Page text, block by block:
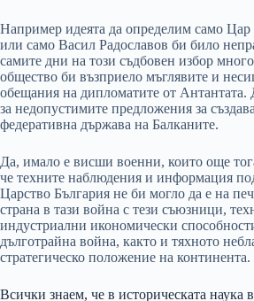
Например идеята да определим само
или само Васил Радославов би било
самите дни на този съдбовен избор
общество би възприело мъглявите и
обещания на дипломатите от Антантата.
за недопустимите предложения за
федеративна държава на Балканите.
Да, имало е висши военни, които още
че техните наблюдения и информация
Царство България не би могло да е на
страна в тази война с тези съюзници,
индустриални икономически
дълготрайна война, както и тяхното
стратегическо положение на континента.
Всички знаем, че в историческата наука